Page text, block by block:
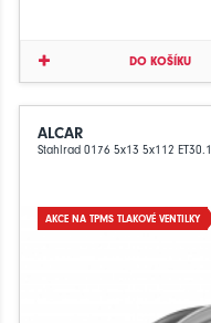
DO KOŠÍKU
ALCAR
Stahlrad 0176 5x13 5x112 ET30.1
AKCE NA TPMS TLAKOVÉ VENTILKY